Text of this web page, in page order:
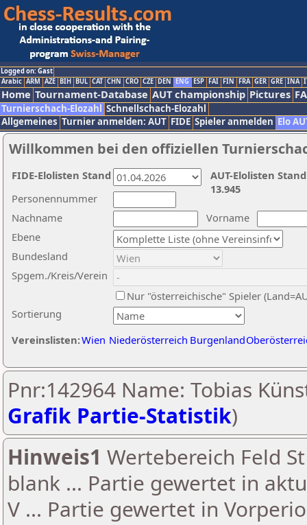
Logged on: Gast
Arabic ARM AZE BIH BUL CAT CHN CRO CZE DEN ENG ESP FAI FIN FRA GER GRE INA
Home Tournament-Database AUT championship Pictures
Turnierschach-Elozahl Schnellschach-Elozahl
Allgemeines Turnier anmelden: AUT FIDE Spieler anmelden Elo
Willkommen bei den offiziellen
Nachname
Vorname
Ebene
Sortierung
Personennummer
Bundesland
Spgem./Kreis/Verein
Nur "österreichische" Spieler
Vereinslisten:Wien Niederösterreich Burgenland
AUT-Elolisten
13.945
FIDE-Elolisten Stand
Pnr:142964 Name: Tobias
Grafik Partie-Statistik)
Hinweis1 Wertebereich Feld
blank ... Partie gewertet in
V ... Partie gewertet in